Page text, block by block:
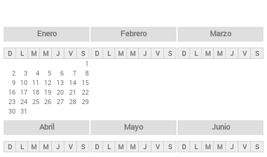
ds
p
n
c
i
p
Enero
D L M M J V
S
1
2
3 4 5 6 7
8
9 10 11 12 13 14
15
16 17 18 19 20 21
22
23 24 25 26 27 28 29
30 31
Febrero
D L M M J V S
Marzo
D L M M J V S
Abril
D L M M J V S
Mayo
D L M M J V S
Junio
D L M M J V S